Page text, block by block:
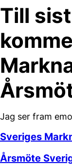
Till
Jag ser fram
Sveriges
Årsmöte